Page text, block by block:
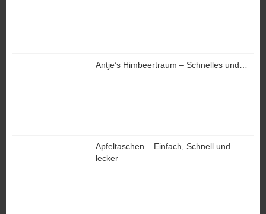
Antje’s Himbeertraum – Schnelles und…
Apfeltaschen – Einfach, Schnell und
lecker